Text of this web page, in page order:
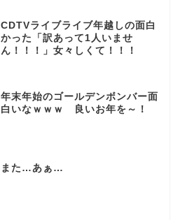
CDTVライブライブ年越しの面白
かった「訳あって1人いませ
ん！！！」女々しくて！！！
年末年始のゴールデンボンバー面
白いなｗｗｗ 良いお年を～！
また…あぁ…